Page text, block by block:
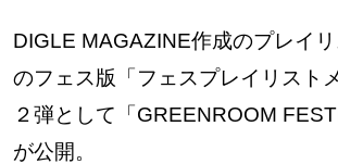
DIGLE MAGAZINE作成のプレイ
のフェス版「フェスプレイリスト
２弾として「GREENROOM
が公開。